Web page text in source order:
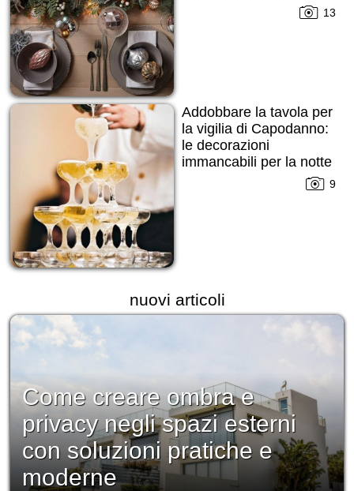
13
Addobbare la tavola per
la vigilia di Capodanno:
le decorazioni
immancabili per la notte
9
nuovi articoli
Come creare ombra e
privacy negli spazi esterni
con soluzioni pratiche e
moderne